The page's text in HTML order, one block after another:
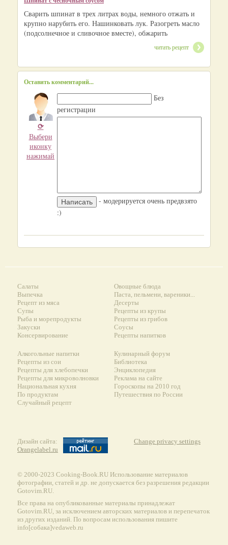
Сварить шпинат в трех литрах воды, немного отжать и
крупно нарубить его. Нашинковать лук. Разогреть масло
(подсолнечное и сливочное вместе), обжарить
читать рецепт
Оставить комментарий...
⟳
Выбери
иконку
нажимай
Без
регистрации
- модерируется очень предвзято
:)
Салаты
Выпечка
Рецепт из мяса
Супы
Рыба и морепродукты
Закуски
Консервирование
Овощные блюда
Паста, пельмени, вареники...
Десерты
Рецепты из крупы
Рецепты из грибов
Соусы
Рецепты напитков
Алкогольные напитки
Рецепты из сои
Рецепты для хлебопечки
Рецепты для микроволновки
Национальная кухня
По продуктам
Случайный рецепт
Кулинарный форум
Библиотека
Энциклопедия
Реклама на сайте
Гороскопы на 2010 год
Путешествия по России
Дизайн сайта:
Orangelabel.ru
Change privacy settings
© 2000-2023 Сooking-Book.RU Использование материалов
фотографии, статей и др. не допускается без разрешения редакции
Gotovim.RU.
Все права на опубликованные материалы принадлежат
Gotovim.RU, за исключением авторских материалов и перепечаток
из других изданий. По вопросам использования пишите
info[собака]vedaweb.ru